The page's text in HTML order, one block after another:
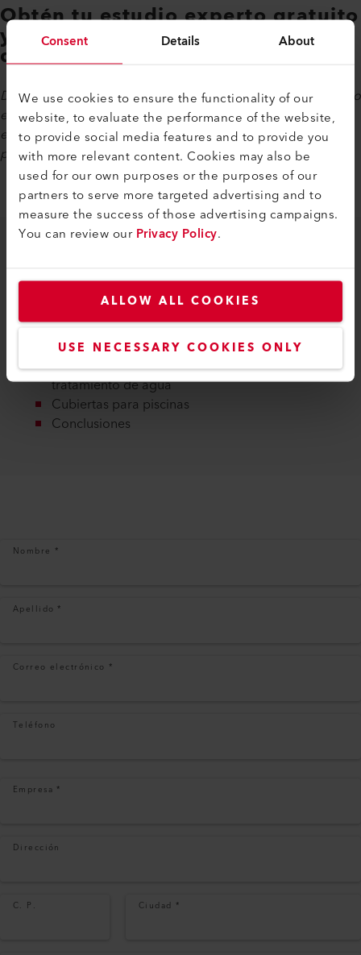
Consent Details About
We use cookies to ensure the functionality of our
website, to evaluate the performance of the website,
to provide social media features and to provide you
with more relevant content. Cookies may also be
used for our own purposes or the purposes of our
partners to serve more targeted advertising and to
measure the success of those advertising campaigns.
You can review ourPrivacy Policy.
ALLOW ALL COOKIES
USE NECESSARY COOKIES ONLY
Obtén tu estudio experto gratuito
y acceso directo al conocimiento
de nuestro equipo
Después de enviar el formulario, recibirás el enlace al estudio
experto por correo electrónico. Uno de nuestros
especialistas puede contactarte para responder tus
preguntas o hablar sobre tus necesidades específicas.
Resumen administrativo
Introducción
Piscina
Estanque
Piscinas prefabricadas y sistemas de
tratamiento de agua
Cubiertas para piscinas
Conclusiones
Nombre *
Apellido *
Correo electrónico *
Teléfono
Empresa *
Dirección
C. P. Ciudad *